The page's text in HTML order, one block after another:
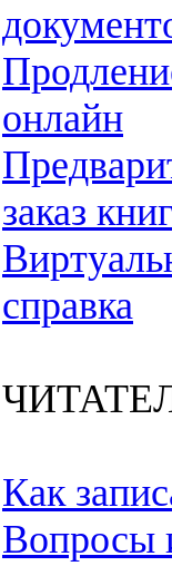
онлайн
заказ
справка
Как
Вопросы